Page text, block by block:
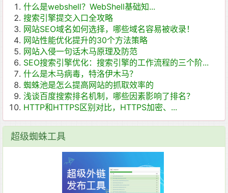
什么是webshell？WebShell基础知...
搜索引擎提交入口全攻略
网站SEO域名如何选择，哪些域名容易被收录！
网站性能优化提升的30个方法策略
网站入侵一句话木马原理及防范
SEO搜索引擎优化：搜索引擎的工作流程的三个阶...
什么是木马病毒，特洛伊木马？
蜘蛛池是怎么提高网站的抓取效率的
浅谈百度搜索排名机制，哪些因素影响了排名？
HTTP和HTTPS区别对比，HTTPS加密、...
超级蜘蛛工具